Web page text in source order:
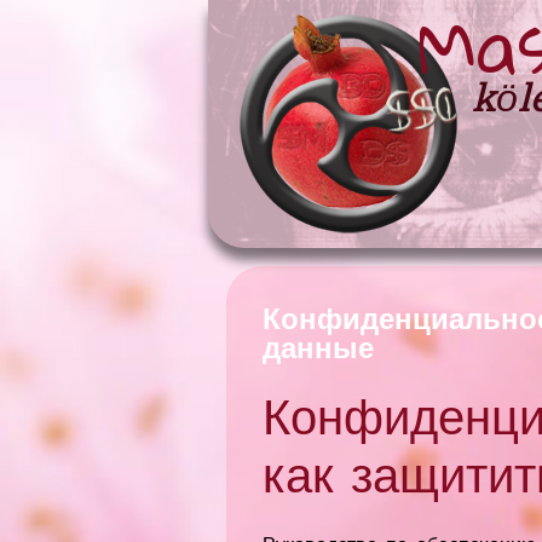
данные
как